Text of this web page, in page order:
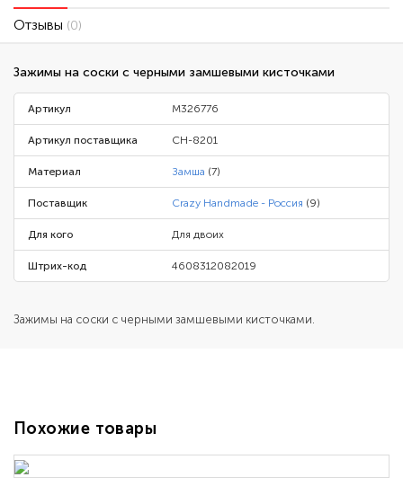
Отзывы (0)
Зажимы на соски с черными замшевыми кисточками
Артикул M326776
Артикул поставщика CH-8201
Материал Замша (7)
Поставщик Crazy Handmade - Россия (9)
Для кого Для двоих
Штрих-код 4608312082019
Зажимы на соски с черными замшевыми кисточками.
Похожие товары